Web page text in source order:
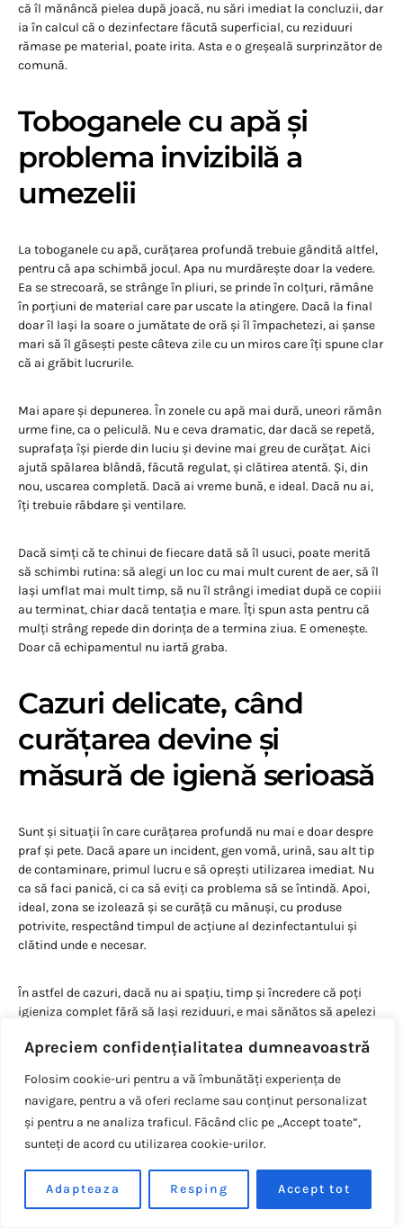
Apreciem confidențialitatea dumneavoastră
Folosim cookie-uri pentru a vă îmbunătăți experiența de
navigare, pentru a vă oferi reclame sau conținut personalizat
și pentru a ne analiza traficul. Făcând clic pe „Accept toate”,
sunteți de acord cu utilizarea cookie-urilor.
Adapteaza Resping Accept tot
că îl mănâncă pielea după joacă, nu sări imediat la concluzii, dar
ia în calcul că o dezinfectare făcută superficial, cu reziduuri
rămase pe material, poate irita. Asta e o greșeală surprinzător de
comună.
Toboganele cu apă și
problema invizibilă a
umezelii
La toboganele cu apă, curățarea profundă trebuie gândită altfel,
pentru că apa schimbă jocul. Apa nu murdărește doar la vedere.
Ea se strecoară, se strânge în pliuri, se prinde în colțuri, rămâne
în porțiuni de material care par uscate la atingere. Dacă la final
doar îl lași la soare o jumătate de oră și îl împachetezi, ai șanse
mari să îl găsești peste câteva zile cu un miros care îți spune clar
că ai grăbit lucrurile.
Mai apare și depunerea. În zonele cu apă mai dură, uneori rămân
urme fine, ca o peliculă. Nu e ceva dramatic, dar dacă se repetă,
suprafața își pierde din luciu și devine mai greu de curățat. Aici
ajută spălarea blândă, făcută regulat, și clătirea atentă. Și, din
nou, uscarea completă. Dacă ai vreme bună, e ideal. Dacă nu ai,
îți trebuie răbdare și ventilare.
Dacă simți că te chinui de fiecare dată să îl usuci, poate merită
să schimbi rutina: să alegi un loc cu mai mult curent de aer, să îl
lași umflat mai mult timp, să nu îl strângi imediat după ce copiii
au terminat, chiar dacă tentația e mare. Îți spun asta pentru că
mulți strâng repede din dorința de a termina ziua. E omenește.
Doar că echipamentul nu iartă graba.
Cazuri delicate, când
curățarea devine și
măsură de igienă serioasă
Sunt și situații în care curățarea profundă nu mai e doar despre
praf și pete. Dacă apare un incident, gen vomă, urină, sau alt tip
de contaminare, primul lucru e să oprești utilizarea imediat. Nu
ca să faci panică, ci ca să eviți ca problema să se întindă. Apoi,
ideal, zona se izolează și se curăță cu mănuși, cu produse
potrivite, respectând timpul de acțiune al dezinfectantului și
clătind unde e necesar.
În astfel de cazuri, dacă nu ai spațiu, timp și încredere că poți
igieniza complet fără să lași reziduuri, e mai sănătos să apelezi
pentru improvizații. Nu pentru că ar fi ceva rușinos, ci pentru că
Alegerea omului potrivit,
nu doar a omului
disponibil